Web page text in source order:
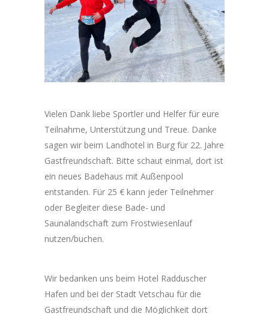
Vielen Dank liebe Sportler und Helfer für eure
Teilnahme, Unterstützung und Treue. Danke
sagen wir beim Landhotel in Burg für 22. Jahre
Gastfreundschaft. Bitte schaut einmal, dort ist
ein neues Badehaus mit Außenpool
entstanden. Für 25 € kann jeder Teilnehmer
oder Begleiter diese Bade- und
Saunalandschaft zum Frostwiesenlauf
nutzen/buchen.
Wir bedanken uns beim Hotel Radduscher
Hafen und bei der Stadt Vetschau für die
Gastfreundschaft und die Möglichkeit dort